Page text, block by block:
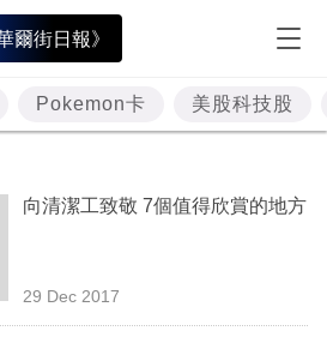
爾街日報》
Pokemon卡 美股科技股
向清潔工致敬 7個值得欣賞的地方
29 Dec 2017